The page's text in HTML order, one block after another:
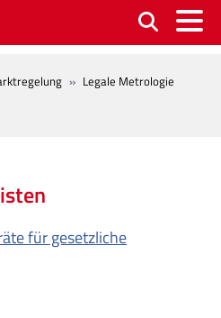
Legale Metrologie
für gesetzliche